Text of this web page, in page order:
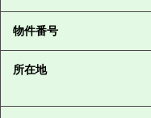
物件番号
所在地